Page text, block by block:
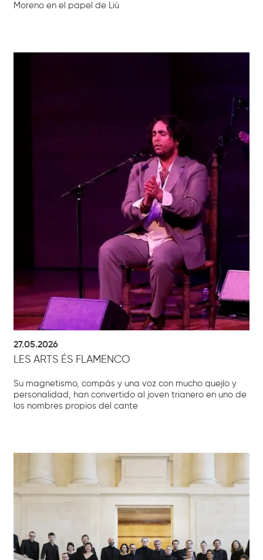
Moreno en el papel de Liù
27.05.2026
LES ARTS ÉS FLAMENCO
Su magnetismo, compás y una voz con mucho quejío y
personalidad, han convertido al joven trianero en uno de
los nombres propios del cante